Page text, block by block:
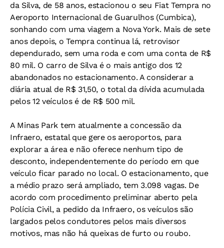
da Silva, de 58 anos, estacionou o seu Fiat Tempra no
Aeroporto Internacional de Guarulhos (Cumbica),
sonhando com uma viagem a Nova York. Mais de sete
anos depois, o Tempra continua lá, retrovisor
dependurado, sem uma roda e com uma conta de R$
80 mil. O carro de Silva é o mais antigo dos 12
abandonados no estacionamento. A considerar a
diária atual de R$ 31,50, o total da dívida acumulada
pelos 12 veículos é de R$ 500 mil.
A Minas Park tem atualmente a concessão da
Infraero, estatal que gere os aeroportos, para
explorar a área e não oferece nenhum tipo de
desconto, independentemente do período em que
veículo ficar parado no local. O estacionamento, que
a médio prazo será ampliado, tem 3.098 vagas. De
acordo com procedimento preliminar aberto pela
Polícia Civil, a pedido da Infraero, os veículos são
largados pelos condutores pelos mais diversos
motivos, mas não há queixas de furto ou roubo.